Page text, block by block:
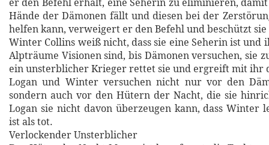
Hände der Dämonen fällt und diesen bei der
helfen kann, verweigert er den Befehl und beschützt sie
Winter Collins weiß nicht, dass sie eine Seherin ist und
Alpträume Visionen sind, bis Dämonen versuchen, sie
ein unsterblicher Krieger rettet sie und ergreift mit ihr
Logan und Winter versuchen nicht nur vor den
sondern auch vor den Hütern der Nacht, die sie
Logan sie nicht davon überzeugen kann, dass Winter
ist als tot.
Verlockender Unsterblicher